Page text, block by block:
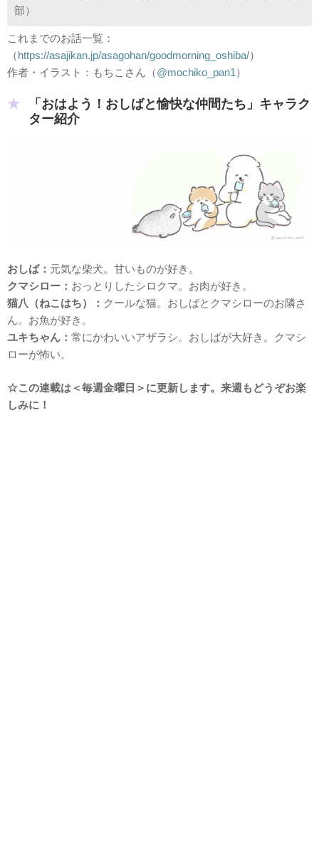
部）
これまでのお話一覧：
（https://asajikan.jp/asagohan/goodmorning_oshiba/）
作者・イラスト：もちこさん（@mochiko_pan1 ）
「おはよう！おしばと愉快な仲間たち」キャラク
ター紹介
おしば： 元気な柴犬。甘いものが好き。
クマシロー： おっとりしたシロクマ。お肉が好き。
猫八（ねこはち）： クールな猫。おしばとクマシローのお隣さ
ん。お魚が好き。
ユキちゃん： 常にかわいいアザラシ。おしばが大好き。クマシ
ローが怖い。
☆この連載は＜毎週金曜日＞に更新します。来週もどうぞお楽
しみに！